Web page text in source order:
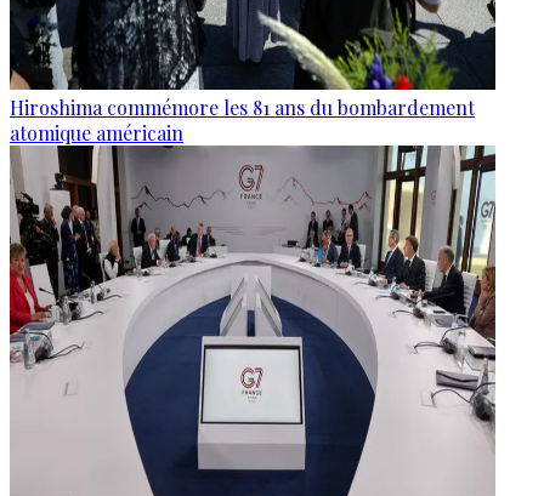
Hiroshima commémore les 81 ans du bombardement
atomique américain